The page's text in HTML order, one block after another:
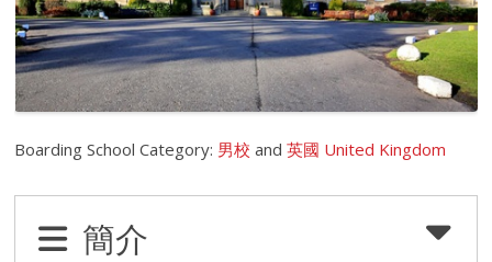
Boarding School Category: 男校 and英國 United Kingdom
簡介